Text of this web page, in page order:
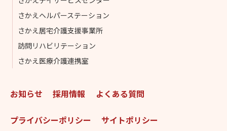
さかえヘルパーステーション
さかえ居宅介護支援事業所
訪問リハビリテーション
さかえ医療介護連携室
お知らせ 採用情報 よくある質問
プライバシーポリシー サイトポリシー